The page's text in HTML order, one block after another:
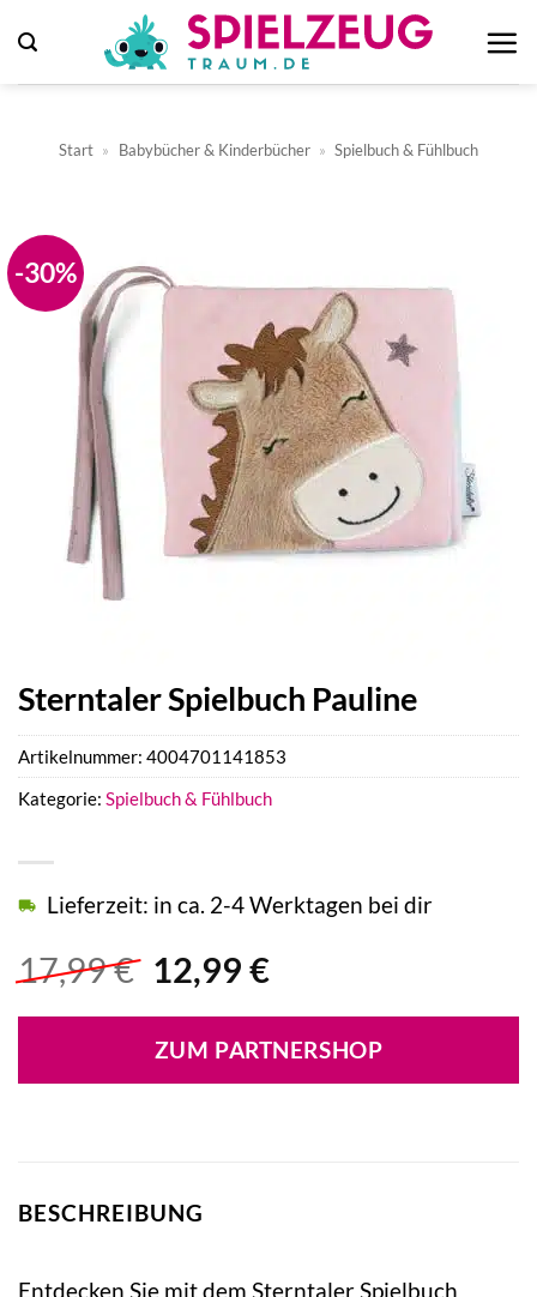
Inhalt
springen
Start » Babybücher & Kinderbücher » Spielbuch & Fühlbuch
-30%
Sterntaler Spielbuch Pauline
17,99€ Ursprünglicher
war:
17,99 €
12,99 €Aktueller
ist:
12,99 €.
Lieferzeit: in ca. 2-4 Werktagen bei dir
ZUM PARTNERSHOP
Artikelnummer: 4004701141853
Kategorie: Spielbuch & Fühlbuch
BESCHREIBUNG
Entdecken Sie mit dem Sterntaler Spielbuch